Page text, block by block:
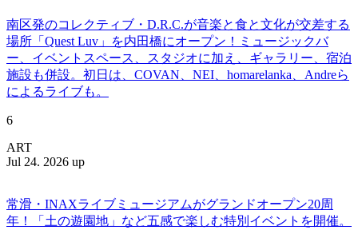
南区発のコレクティブ・D.R.C.が⾳楽と⾷と⽂化が交差する
場所「Quest Luv」を内田橋にオープン！ミュージックバ
ー、イベントスペース、スタジオに加え、ギャラリー、宿泊
施設も併設。初日は、COVAN、NEI、homarelanka、Andreら
によるライブも。
6
ART
Jul 24. 2026 up
常滑・INAXライブミュージアムがグランドオープン20周
年！「土の遊園地」など五感で楽しむ特別イベントを開催。